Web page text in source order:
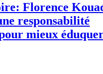
Florence
responsabilité
mieux